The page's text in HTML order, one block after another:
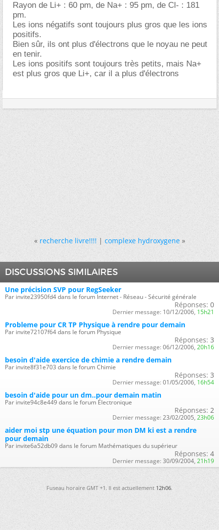
Rayon de Li+ : 60 pm, de Na+ : 95 pm, de Cl- : 181
pm.
Les ions négatifs sont toujours plus gros que les ions
positifs.
Bien sûr, ils ont plus d'électrons que le noyau ne peut
en tenir.
Les ions positifs sont toujours très petits, mais Na+
est plus gros que Li+, car il a plus d'électrons
« recherche livre!!!!|complexe hydroxygene »
DISCUSSIONS SIMILAIRES
Une précision SVP pour RegSeeker
Par invite23950fd4 dans le forum Internet - Réseau - Sécurité générale
Réponses: 0
Dernier message: 10/12/2006, 15h21
Probleme pour CR TP Physique à rendre pour demain
Par invite72107f64 dans le forum Physique
Réponses: 3
Dernier message: 06/12/2006, 20h16
besoin d'aide exercice de chimie a rendre demain
Par invite8f31e703 dans le forum Chimie
Réponses: 3
Dernier message: 01/05/2006, 16h54
besoin d'aide pour un dm..pour demain matin
Par invite94c8e449 dans le forum Électronique
Réponses: 2
Dernier message: 23/02/2005, 23h06
aider moi stp une équation pour mon DM ki est a rendre
pour demain
Par invite6a52db09 dans le forum Mathématiques du supérieur
Réponses: 4
Dernier message: 30/09/2004, 21h19
Fuseau horaire GMT +1. Il est actuellement12h06.